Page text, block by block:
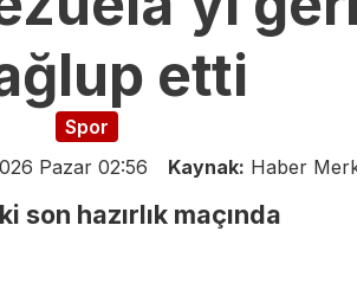
etti
Spor
Pazar 02:56 Kaynak: Haber
son hazırlık maçında